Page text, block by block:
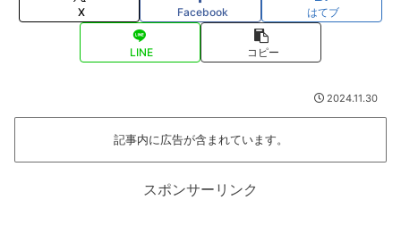
X Facebook はてブ
LINE コピー
2024.11.30
記事内に広告が含まれています。
スポンサーリンク